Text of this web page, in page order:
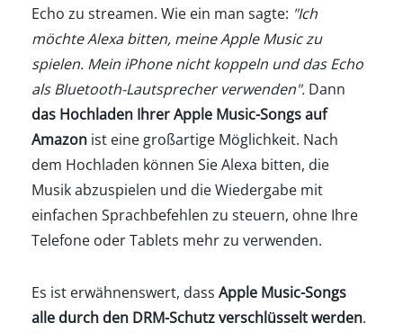
Echo zu streamen. Wie ein man sagte: "Ich
möchte Alexa bitten, meine Apple Music zu
spielen. Mein iPhone nicht koppeln und das Echo
als Bluetooth-Lautsprecher verwenden". Dann
das Hochladen Ihrer Apple Music-Songs auf
Amazon ist eine großartige Möglichkeit. Nach
dem Hochladen können Sie Alexa bitten, die
Musik abzuspielen und die Wiedergabe mit
einfachen Sprachbefehlen zu steuern, ohne Ihre
Telefone oder Tablets mehr zu verwenden.
Es ist erwähnenswert, dass Apple Music-Songs
alle durch den DRM-Schutz verschlüsselt werden.